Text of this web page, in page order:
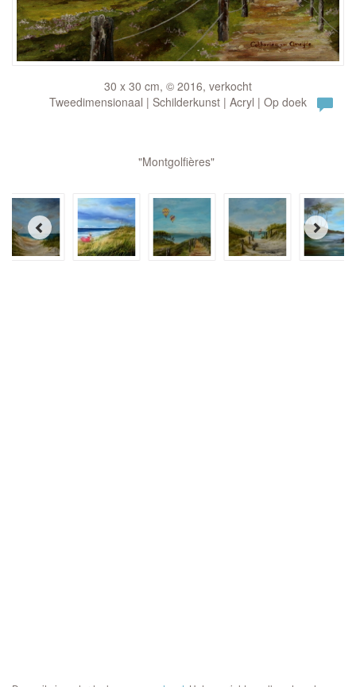
30 x 30 cm, © 2016, verkocht
Tweedimensionaal | Schilderkunst | Acryl | Op doek
"Montgolfières"